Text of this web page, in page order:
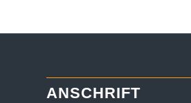
ANSCHRIFT